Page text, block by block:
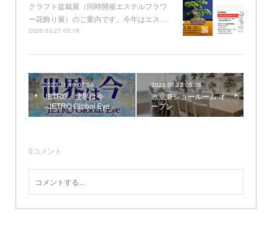
クラフト盆栽展（同時開催エステルフラワ
ー花飾り展）のご案内です。今年はエス…
2026.03.27 05:18
2023.11.16 07:59
JETRO「世界は今
−JETRO Global Eye」
2023.07.22 05:08
教室兼ショールーム オ
ープン
0コメント